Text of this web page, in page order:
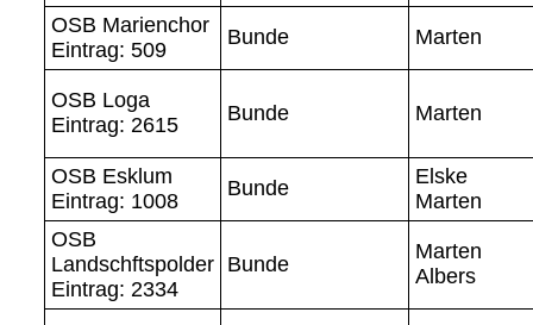
OSB Marienchor
Eintrag: 509
Bunde Marten
OSB Loga
Eintrag: 2615
Bunde Marten
OSB Esklum
Eintrag: 1008
Bunde
Elske
Marten
OSB
Landschftspolder
Eintrag: 2334
Bunde
Marten
Albers